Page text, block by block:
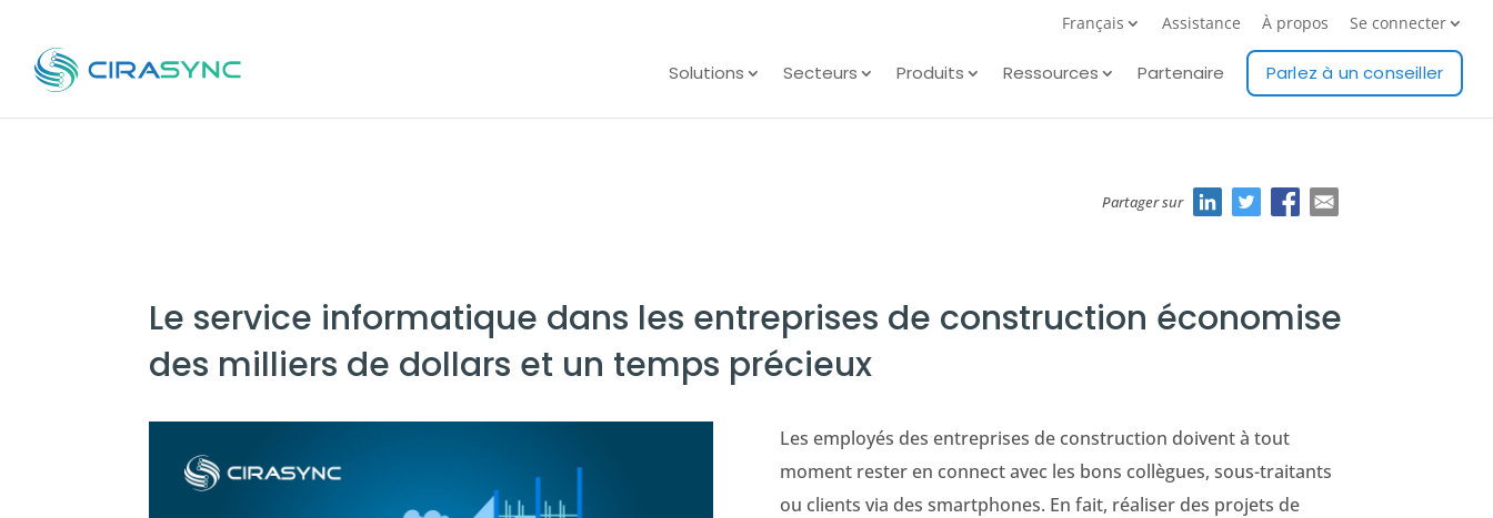
Français Assistance À propos Se connecter
Solutions Secteurs Produits Ressources Partenaire Parlez à un conseiller
Partager sur
Le service informatique dans les entreprises de construction économise
des milliers de dollars et un temps précieux
Les employés des entreprises de construction doivent à tout
moment rester en connect avec les bons collègues, sous-traitants
ou clients via des smartphones. En fait, réaliser des projets de